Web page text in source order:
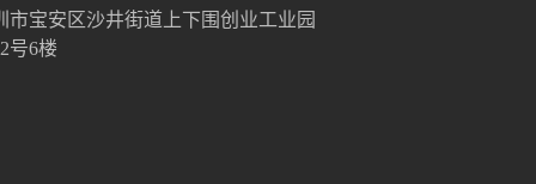
市宝安区沙井街道上下围创业工业园
号6楼